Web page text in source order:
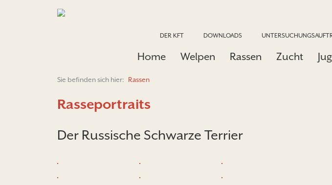
DER KFT DOWNLOADS
Home Welpen Rassen Zucht
Sie befinden sich hier: Rassen
Rasseportraits
Der Russische Schwarze Terrier